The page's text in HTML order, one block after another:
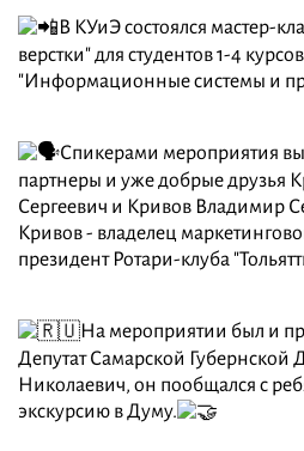
В КУиЭ состоялся мастер-
верстки" для студентов 1-4
"Информационные системы и
Спикерами мероприятия
партнеры и уже добрые друзья
Сергеевич и Кривов Владимир
Кривов - владелец
президент Ротари-клуба
На мероприятии был и
Депутат Самарской
Николаевич, он пообщался с
экскурсию в Думу.